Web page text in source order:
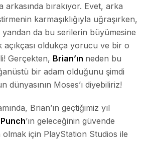
arkasında bırakıyor. Evet, arka
karmaşıklığıyla uğraşırken,
yandan da bu serilerin büyümesine
açıkçası oldukça yorucu ve bir o
Gerçekten, Brian’ın neden bu
bir adam olduğunu şimdi
dünyasının Moses’ı diyebiliriz!
Brian’ın geçtiğimiz yıl
’ın geleceğinin güvende
olmak için PlayStation Studios ile